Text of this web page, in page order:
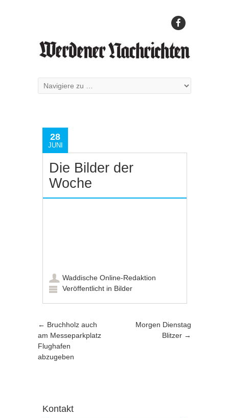
28
JUNI
Die Bilder der
Woche
Waddische Online-Redaktion
Veröffentlicht in Bilder
Artikel-Navigation
← Bruchholz auch
am Messeparkplatz
Flughafen
abzugeben
Morgen Dienstag
Blitzer →
Kontakt